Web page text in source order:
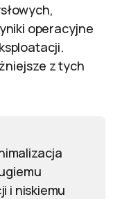
operacyjne
z tych
i niskiemu